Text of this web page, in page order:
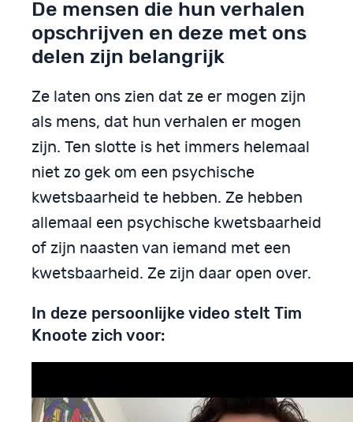
De mensen die hun verhalen
opschrijven en deze met ons
delen zijn belangrijk
Ze laten ons zien dat ze er mogen zijn
als mens, dat hun verhalen er mogen
zijn. Ten slotte is het immers helemaal
niet zo gek om een psychische
kwetsbaarheid te hebben. Ze hebben
allemaal een psychische kwetsbaarheid
of zijn naasten van iemand met een
kwetsbaarheid. Ze zijn daar open over.
In deze persoonlijke video stelt Tim
Knoote zich voor: